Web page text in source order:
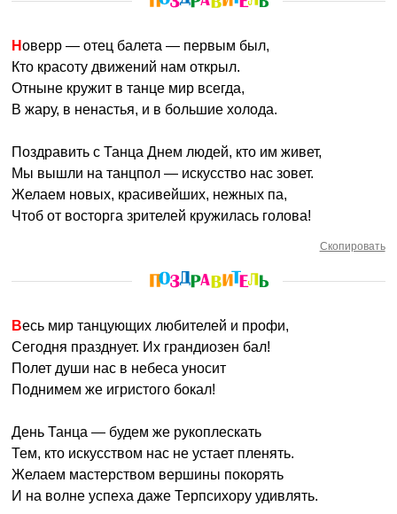
Новерр — отец балета — первым был,
Кто красоту движений нам открыл.
Отныне кружит в танце мир всегда,
В жару, в ненастья, и в большие холода.
Поздравить с Танца Днем людей, кто им живет,
Мы вышли на танцпол — искусство нас зовет.
Желаем новых, красивейших, нежных па,
Чтоб от восторга зрителей кружилась голова!
Скопировать
Весь мир танцующих любителей и профи,
Сегодня празднует. Их грандиозен бал!
Полет души нас в небеса уносит
Поднимем же игристого бокал!
День Танца — будем же рукоплескать
Тем, кто искусством нас не устает пленять.
Желаем мастерством вершины покорять
И на волне успеха даже Терпсихору удивлять.